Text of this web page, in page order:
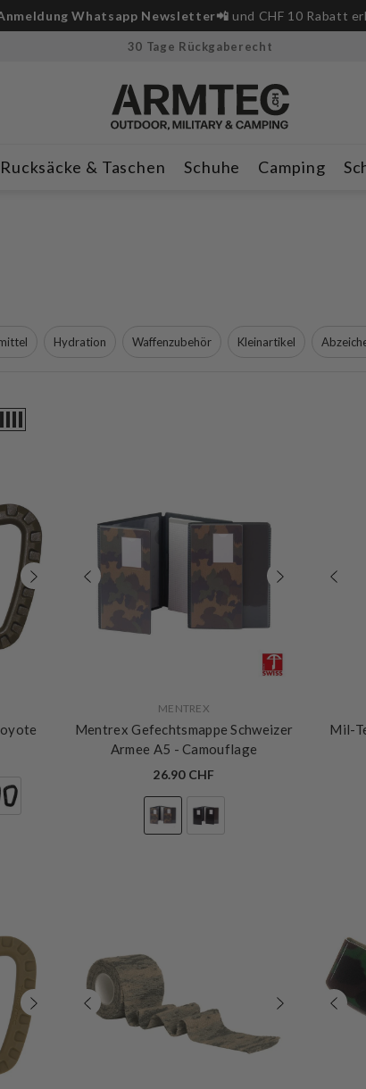
Jetzt bestellen🥳 ab CHF 100 erhältst du ein
30 Tage Rückgaberecht
Rucksäcke & Taschen Schuhe Camping
Hydration Waffenzubehör Kleinartikel
MENTREX
Mentrex Gefechtsmappe Schweizer
Armee A5 - Camouflage
26.90 CHF
Mil-